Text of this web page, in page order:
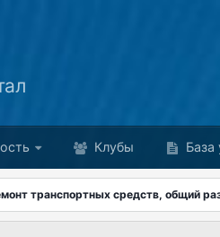
Клубы База
транспортных средств, общий